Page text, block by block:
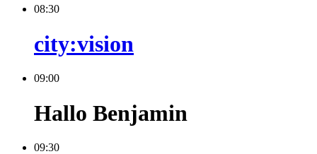
08:30
city:vision
09:00
Hallo Benjamin
09:30